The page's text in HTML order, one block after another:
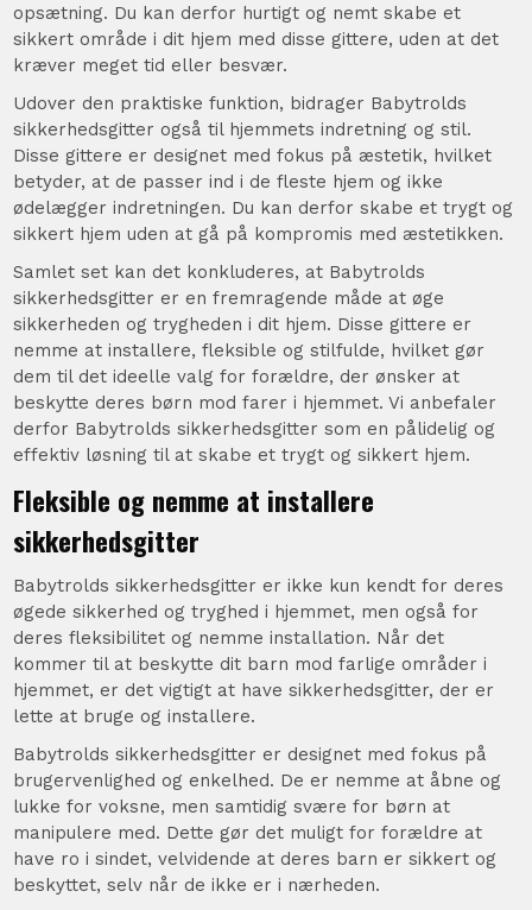
opsætning. Du kan derfor hurtigt og nemt skabe et
sikkert område i dit hjem med disse gittere, uden at det
kræver meget tid eller besvær.
Udover den praktiske funktion, bidrager Babytrolds
sikkerhedsgitter også til hjemmets indretning og stil.
Disse gittere er designet med fokus på æstetik, hvilket
betyder, at de passer ind i de fleste hjem og ikke
ødelægger indretningen. Du kan derfor skabe et trygt og
sikkert hjem uden at gå på kompromis med æstetikken.
Samlet set kan det konkluderes, at Babytrolds
sikkerhedsgitter er en fremragende måde at øge
sikkerheden og trygheden i dit hjem. Disse gittere er
nemme at installere, fleksible og stilfulde, hvilket gør
dem til det ideelle valg for forældre, der ønsker at
beskytte deres børn mod farer i hjemmet. Vi anbefaler
derfor Babytrolds sikkerhedsgitter som en pålidelig og
effektiv løsning til at skabe et trygt og sikkert hjem.
Fleksible og nemme at installere
sikkerhedsgitter
Babytrolds sikkerhedsgitter er ikke kun kendt for deres
øgede sikkerhed og tryghed i hjemmet, men også for
deres fleksibilitet og nemme installation. Når det
kommer til at beskytte dit barn mod farlige områder i
hjemmet, er det vigtigt at have sikkerhedsgitter, der er
lette at bruge og installere.
Babytrolds sikkerhedsgitter er designet med fokus på
brugervenlighed og enkelhed. De er nemme at åbne og
lukke for voksne, men samtidig svære for børn at
manipulere med. Dette gør det muligt for forældre at
have ro i sindet, velvidende at deres barn er sikkert og
beskyttet, selv når de ikke er i nærheden.